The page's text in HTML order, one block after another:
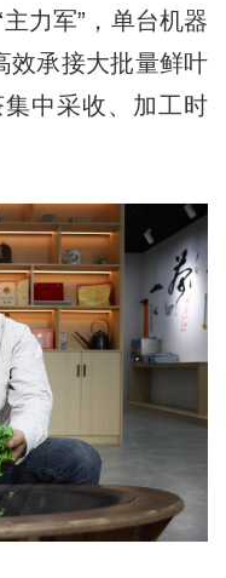
力军”，单台机器
效承接大批量鲜叶
中采收、加工时